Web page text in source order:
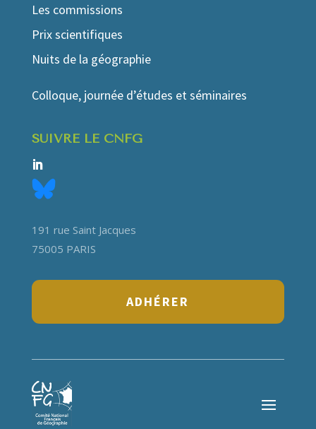
Les commissions
Prix scientifiques
Nuits de la géographie
Colloque, journée d’études et séminaires
SUIVRE LE CNFG
191 rue Saint Jacques
75005 PARIS
ADHÉRER